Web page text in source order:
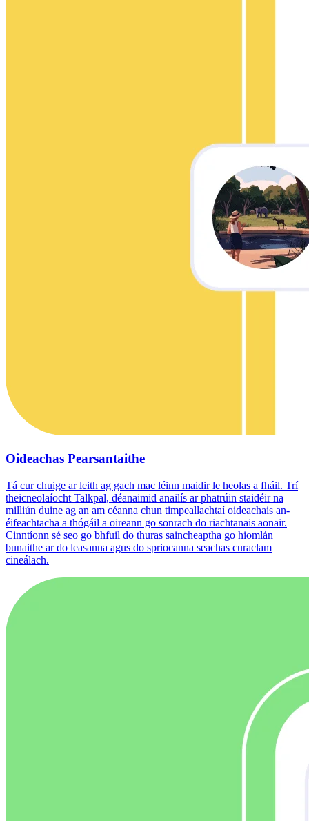
Oideachas Pearsantaithe
Tá cur chuige ar leith ag gach mac léinn maidir le heolas a fháil. Trí
theicneolaíocht Talkpal, déanaimid anailís ar phatrúin staidéir na
milliún duine ag an am céanna chun timpeallachtaí oideachais an-
éifeachtacha a thógáil a oireann go sonrach do riachtanais aonair.
Cinntíonn sé seo go bhfuil do thuras saincheaptha go hiomlán
bunaithe ar do leasanna agus do spriocanna seachas curaclam
cineálach.